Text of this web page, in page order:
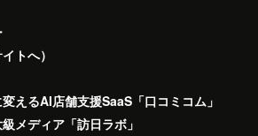
トへ）
えるAI店舗支援SaaS「口コミコム」
メディア「訪日ラボ」